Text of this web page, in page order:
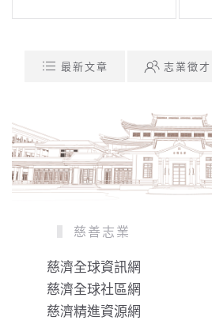
最新文章 志業徵才
慈善志業
慈濟全球資訊網
慈濟全球社區網
慈濟精進資源網